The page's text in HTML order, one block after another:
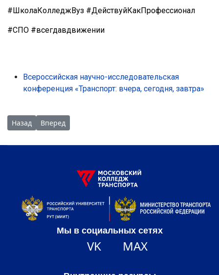
#ШколаКолледжВуз #ДействуйКакПрофессионал
#СПО #всегдавдвижении
Всероссийская научно-исследовательская
конференция «Транспорт: вчера, сегодня, завтра»
Предыдущий: МКТ провёл Университетскую субботу
Назад Следующий: Урок на производстве: как устроен
Вперед
Мы в социальных сетях
VK MAX